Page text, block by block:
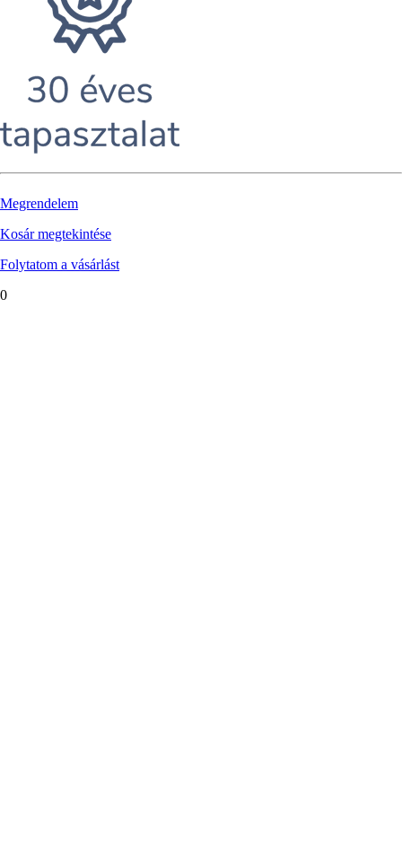
Megrendelem
Kosár megtekintése
Folytatom a vásárlást
0